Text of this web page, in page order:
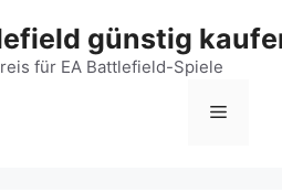
günstig
für EA Battlefield-Spiele
Menü